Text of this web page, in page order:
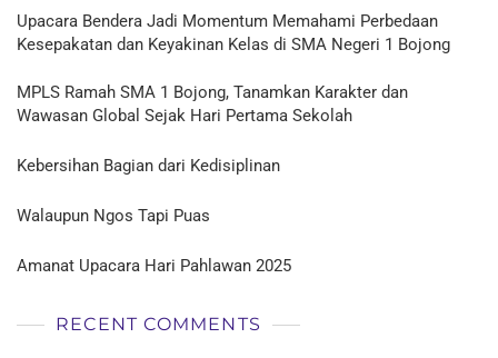
Upacara Bendera Jadi Momentum Memahami Perbedaan
Kesepakatan dan Keyakinan Kelas di SMA Negeri 1 Bojong
MPLS Ramah SMA 1 Bojong, Tanamkan Karakter dan
Wawasan Global Sejak Hari Pertama Sekolah
Kebersihan Bagian dari Kedisiplinan
Walaupun Ngos Tapi Puas
Amanat Upacara Hari Pahlawan 2025
RECENT COMMENTS